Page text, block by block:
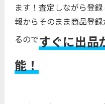
ます！査定しながら登
報からそのまま商品登録
るのですぐに出品
能！